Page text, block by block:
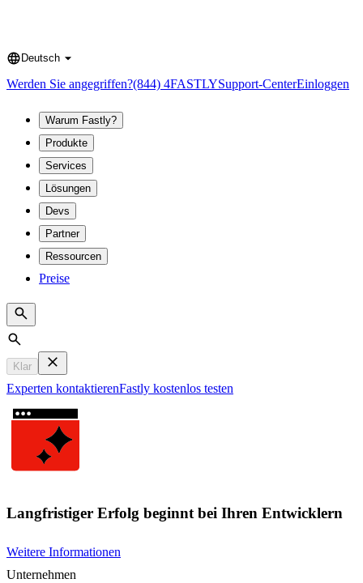
Language
Deutsch
Werden Sie angegriffen?(844) 4FASTLYSupport-CenterEinloggen
Warum Fastly?
Produkte
Services
Lösungen
Devs
Partner
Ressourcen
Preise
Search
Klar
Experten kontaktierenFastly kostenlos testen
Langfristiger Erfolg beginnt bei Ihren Entwicklern
Weitere Informationen
Unternehmen